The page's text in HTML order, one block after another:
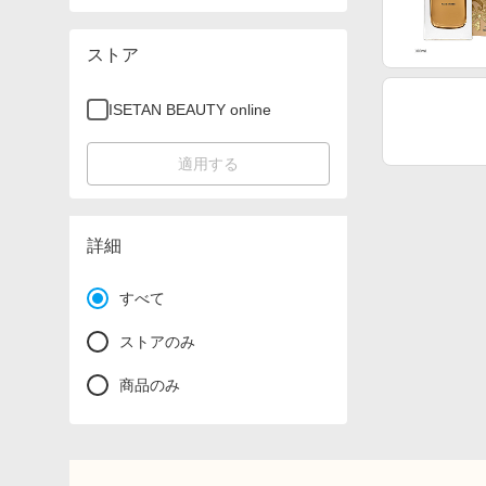
ストア
ISETAN BEAUTY online
適用する
詳細
すべて
ストアのみ
商品のみ